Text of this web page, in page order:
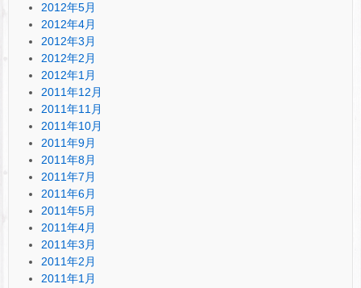
2012年5月
2012年4月
2012年3月
2012年2月
2012年1月
2011年12月
2011年11月
2011年10月
2011年9月
2011年8月
2011年7月
2011年6月
2011年5月
2011年4月
2011年3月
2011年2月
2011年1月